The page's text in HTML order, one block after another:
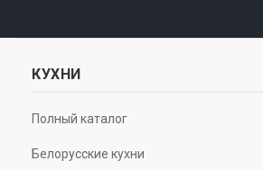
КУХНИ
Полный каталог
Белорусские кухни